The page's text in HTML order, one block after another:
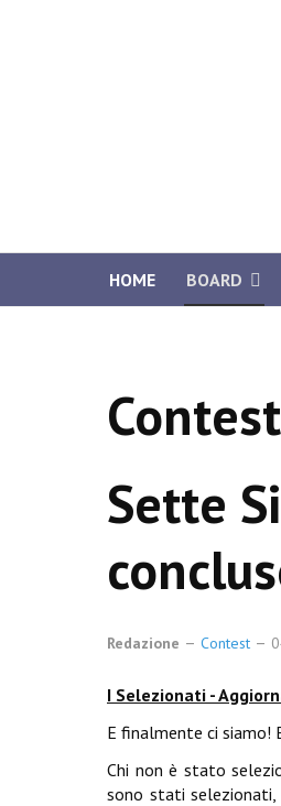
HOME BOARD
Contest
Sette
Redazione Contest
I Selezionati -
E finalmente ci siamo!
Chi non è stato
sono stati